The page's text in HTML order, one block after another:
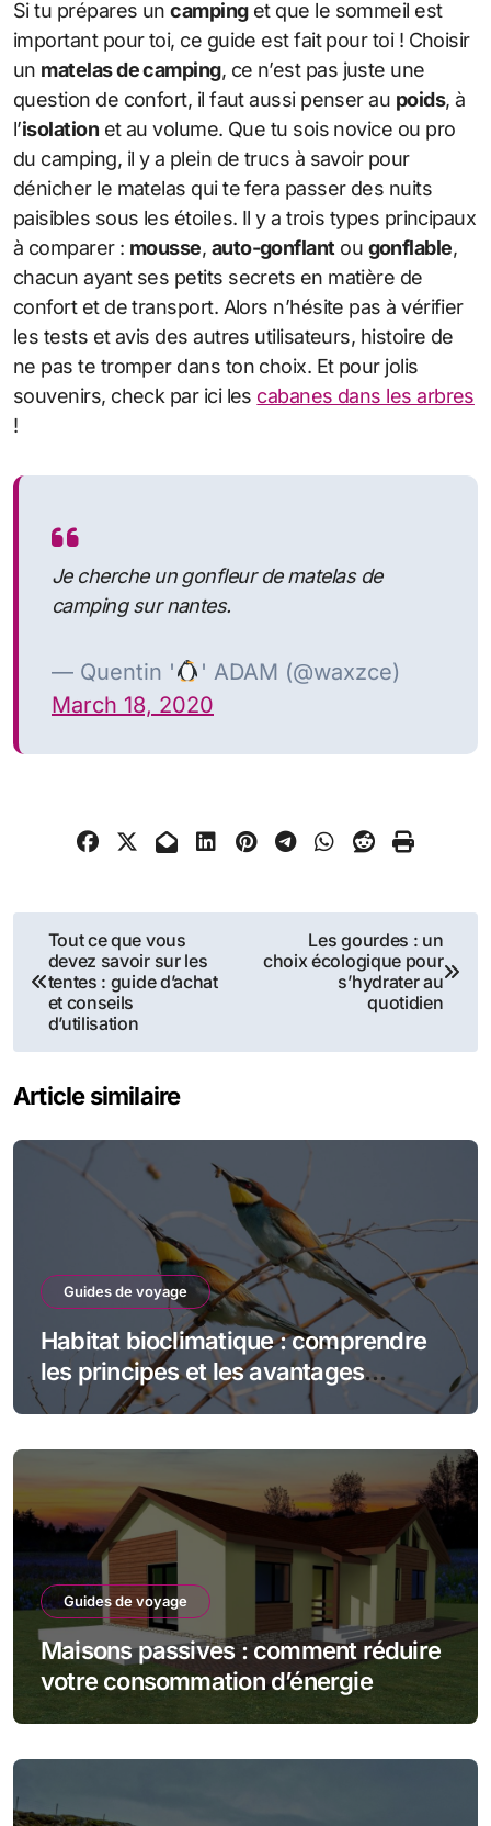
Si tu prépares uncampinget que le sommeil est
important pour toi, ce guide est fait pour toi ! Choisir
un matelas de camping, ce n’est pas juste une
question de confort, il faut aussi penser au poids, à
l’isolation et au volume. Que tu sois novice ou pro
du camping, il y a plein de trucs à savoir pour
dénicher le matelas qui te fera passer des nuits
paisibles sous les étoiles. Il y a trois types principaux
à comparer : mousse, auto-gonflant ou gonflable,
chacun ayant ses petits secrets en matière de
confort et de transport. Alors n’hésite pas à vérifier
les tests et avis des autres utilisateurs, histoire de
ne pas te tromper dans ton choix. Et pour jolis
souvenirs, check par ici les cabanes dans les arbres
!
Je cherche un gonfleur de matelas de
camping sur nantes.
— Quentin '
' ADAM (@waxzce)
March 18, 2020
Navigation
de
l’article
Tout ce que vous
devez savoir sur les
tentes : guide d’achat
et conseils
d’utilisation
Les gourdes : un
choix écologique pour
s’hydrater au
quotidien
Article similaire
Guides de voyage
Habitat bioclimatique : comprendre
les principes et les avantages
écologiques
Guides de voyage
Maisons passives : comment réduire
votre consommation d’énergie